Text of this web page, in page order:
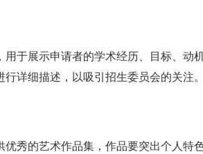
于展示申请者的学术经历、目标、动
详细描述，以吸引招生委员会的关注。
优秀的艺术作品集，作品要突出个人特